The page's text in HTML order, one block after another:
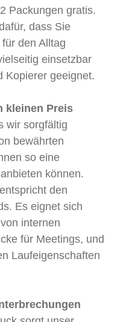
Packungen gratis.
dass Sie
den Alltag
einsetzbar
Kopierer geeignet.
kleinen Preis
wir sorgfältig
bewährten
so eine
können.
den
Es eignet sich
internen
für Meetings, und
Laufeigenschaften